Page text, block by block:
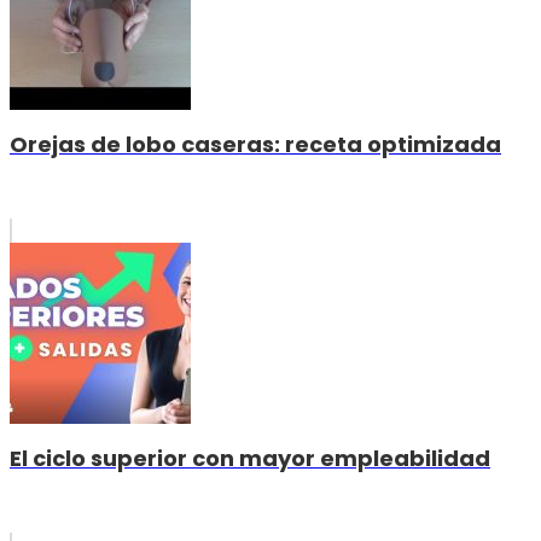
Orejas de lobo caseras: receta optimizada
El ciclo superior con mayor empleabilidad